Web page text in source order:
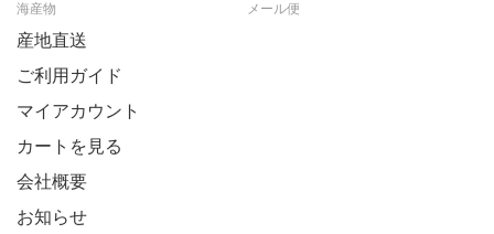
海産物
メール便
産地直送
ご利用ガイド
マイアカウント
カートを見る
会社概要
お知らせ